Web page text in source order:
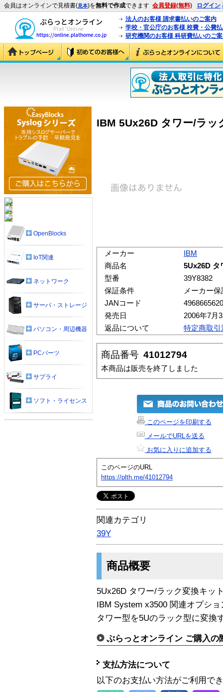
会員はオンラインで見積書(見本)を無料で作成できます 会員登録(無料) ログイン
法人のお客様 請求書払いのご案内
学校・官公庁のお客様 校費・公費
研究機関のお客様 科研費払いのご
IBM 5Ux26D タワー/ラッ
メーカー
IBM
商品名
5Ux26D タ
型番
39Y8382
保証条件
メーカー保
JANコード
発売日
2006年7月
返品について
特定商取
商品番号 41012794
本商品は販売を終了しました
このページを印刷する
メールでURLを送る
お気に入りに追加する
このページのURL
https://plth.me/41012794
関連カテゴリ
39Y
商品概要
5Ux26D タワー/ラック変換キッ
IBM System x3500 関連オプショ
タワー型を5Uのラック型に変換
ぷらっとオンライン ご購入の
支払方法について
以下のお支払い方法がご利用で
OpenBlocks
IoT関連
ネットワーク
サーバ・ストレージ
パソコン・周辺機器
PCパーツ
サプライ
ソフト・ライセンス